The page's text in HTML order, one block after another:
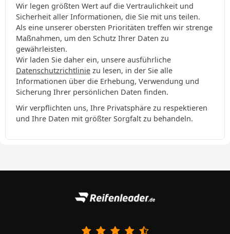
Wir legen größten Wert auf die Vertraulichkeit und
Sicherheit aller Informationen, die Sie mit uns teilen.
Als eine unserer obersten Prioritäten treffen wir strenge
Maßnahmen, um den Schutz Ihrer Daten zu
gewährleisten.
Wir laden Sie daher ein, unsere ausführliche
Datenschutzrichtlinie zu lesen, in der Sie alle
Informationen über die Erhebung, Verwendung und
Sicherung Ihrer persönlichen Daten finden.
Wir verpflichten uns, Ihre Privatsphäre zu respektieren
und Ihre Daten mit größter Sorgfalt zu behandeln.